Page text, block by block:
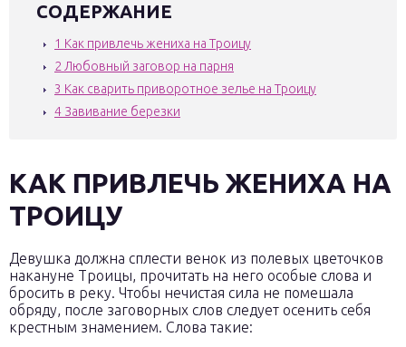
СОДЕРЖАНИЕ
1 Как привлечь жениха на Троицу
2 Любовный заговор на парня
3 Как сварить приворотное зелье на Троицу
4 Завивание березки
КАК ПРИВЛЕЧЬ ЖЕНИХА НА
ТРОИЦУ
Девушка должна сплести венок из полевых цветочков
накануне Троицы, прочитать на него особые слова и
бросить в реку. Чтобы нечистая сила не помешала
обряду, после заговорных слов следует осенить себя
крестным знамением. Слова такие: